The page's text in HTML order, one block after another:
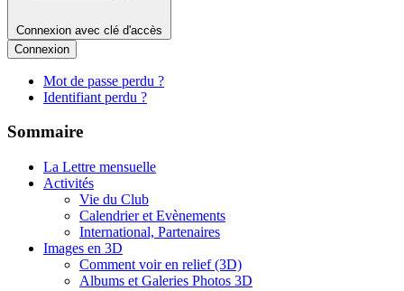
Connexion avec clé d'accès
Connexion
Mot de passe perdu ?
Identifiant perdu ?
Sommaire
La Lettre mensuelle
Activités
Vie du Club
Calendrier et Evènements
International, Partenaires
Images en 3D
Comment voir en relief (3D)
Albums et Galeries Photos 3D